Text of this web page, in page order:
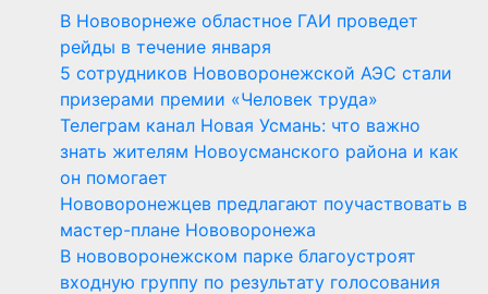
В Нововорнеже областное ГАИ проведет
рейды в течение января
5 сотрудников Нововоронежской АЭС стали
призерами премии «Человек труда»
Телеграм канал Новая Усмань: что важно
знать жителям Новоусманского района и как
он помогает
Нововоронежцев предлагают поучаствовать в
мастер-плане Нововоронежа
В нововоронежском парке благоустроят
входную группу по результату голосования